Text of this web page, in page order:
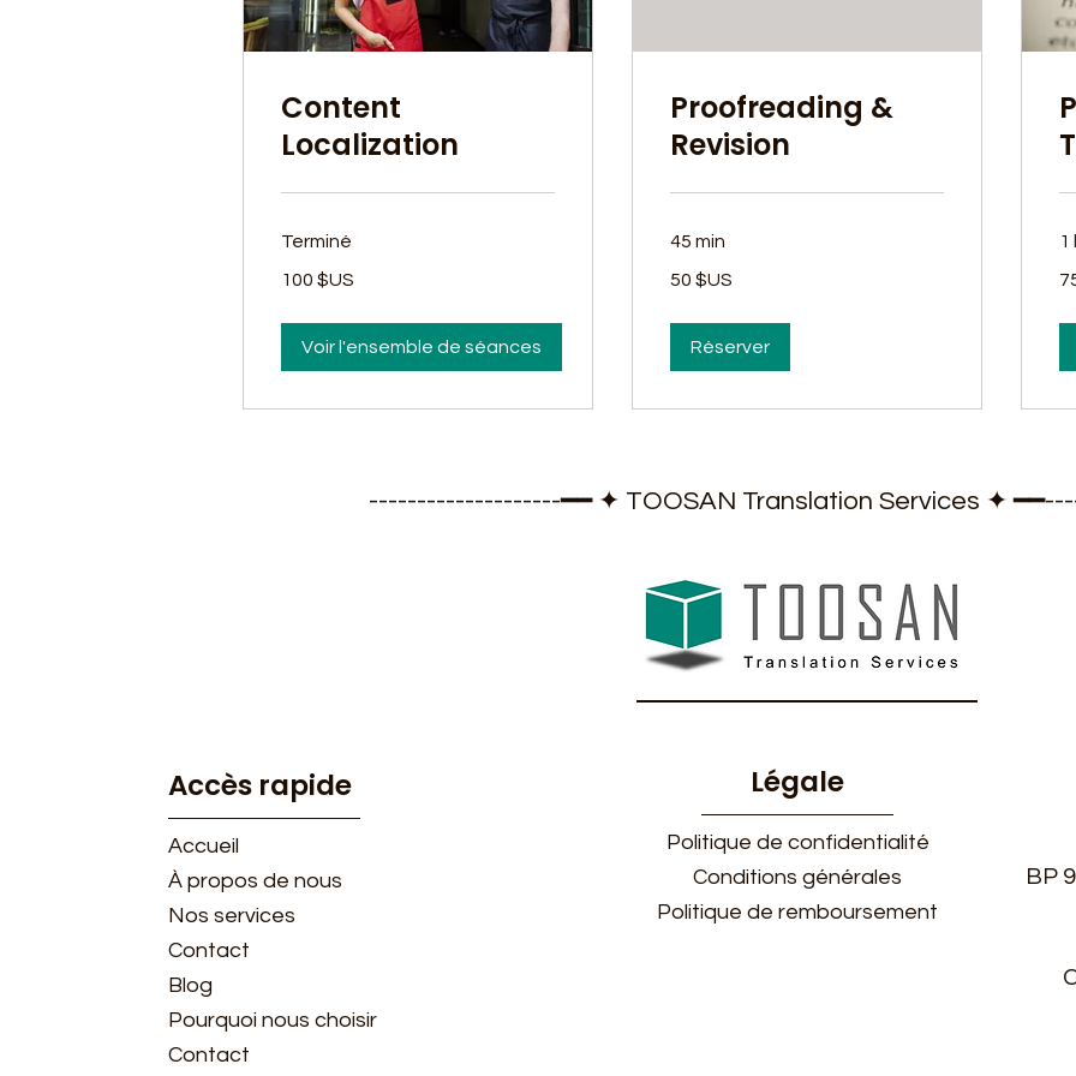
Content
Localization
Terminé
dollars
Unis
100 $US
Voir l'ensemble de séances
Proofreading &
Revision
45 min
dollars
Unis
50 $US
Réserver
1
--------------------━━ ✦ TOOSAN Translation Services ✦
Accès rapide
Accueil
​À propos de nous
Nos services
Contact
Blog
Pourquoi nous choisir
Contact
Légale
Politique de confidentialité
Conditions générales
Politique de remboursement
BP